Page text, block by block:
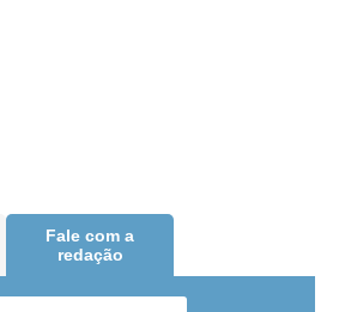
Fale com a
redação